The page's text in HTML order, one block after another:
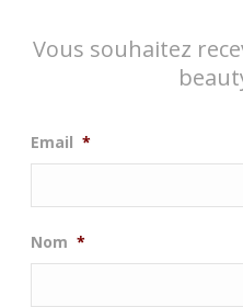
Vous souhaitez
Email *
Nom *